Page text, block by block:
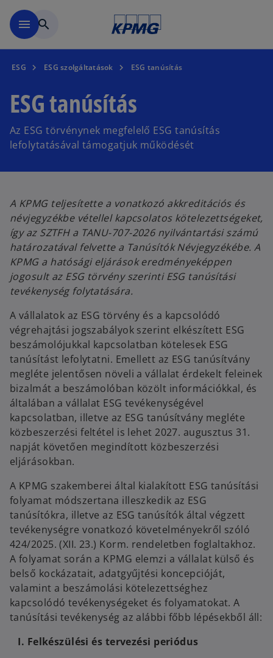
menu search
ESG ESG szolgáltatások ESG tanúsítás
ESG tanúsítás
Az ESG törvénynek megfelelő ESG tanúsítás
lefolytatásával támogatjuk működését
A KPMG teljesítette a vonatkozó akkreditációs és
névjegyzékbe vétellel kapcsolatos kötelezettségeket,
így az SZTFH a TANU-707-2026 nyilvántartási számú
határozatával felvette a Tanúsítók Névjegyzékébe. A
KPMG a hatósági eljárások eredményeképpen
jogosult az ESG törvény szerinti ESG tanúsítási
tevékenység folytatására.
A vállalatok az ESG törvény és a kapcsolódó
végrehajtási jogszabályok szerint elkészített ESG
beszámolójukkal kapcsolatban kötelesek ESG
tanúsítást lefolytatni. Emellett az ESG tanúsítvány
megléte jelentősen növeli a vállalat érdekelt feleinek
bizalmát a beszámolóban közölt információkkal, és
általában a vállalat ESG tevékenységével
kapcsolatban, illetve az ESG tanúsítvány megléte
közbeszerzési feltétel is lehet 2027. augusztus 31.
napját követően megindított közbeszerzési
eljárásokban.
A KPMG szakemberei által kialakított ESG tanúsítási
folyamat módszertana illeszkedik az ESG
tanúsítókra, illetve az ESG tanúsítók által végzett
tevékenységre vonatkozó követelményekről szóló
424/2025. (XII. 23.) Korm. rendeletben foglaltakhoz.
A folyamat során a KPMG elemzi a vállalat külső és
belső kockázatait, adatgyűjtési koncepcióját,
valamint a beszámolási kötelezettséghez
kapcsolódó tevékenységeket és folyamatokat. A
tanúsítási tevékenység az alábbi főbb lépésekből áll:
I. Felkészülési és tervezési periódus